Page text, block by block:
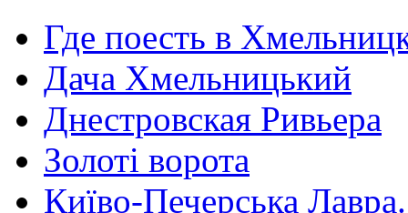
Где поесть в
Дача Хмельницький
Днестровская Ривьера
Золоті ворота
Київо-Печерська